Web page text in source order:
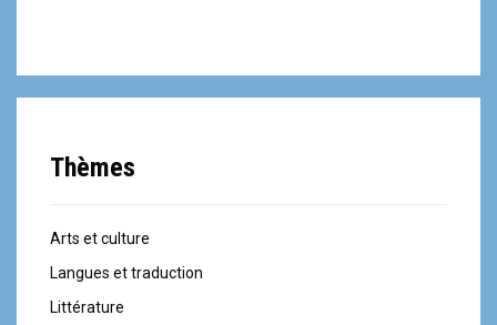
e
l
r
Thèmes
Arts et culture
Langues et traduction
Littérature